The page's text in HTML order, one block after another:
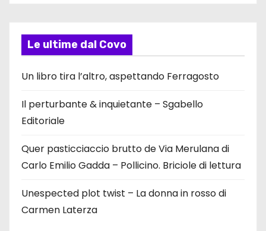
Le ultime dal Covo
Un libro tira l’altro, aspettando Ferragosto
Il perturbante & inquietante – Sgabello
Editoriale
Quer pasticciaccio brutto de Via Merulana di
Carlo Emilio Gadda – Pollicino. Briciole di lettura
Unespected plot twist – La donna in rosso di
Carmen Laterza